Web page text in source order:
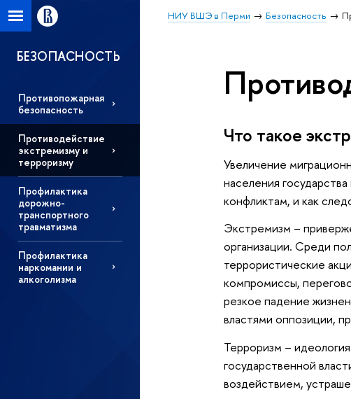
НИУ ВШЭ в Перми Безопасность
БЕЗОПАСНОСТЬ
Противопожарная
безопасность
Противодействие
экстремизму и
терроризму
Профилактика
дорожно-
транспортного
травматизма
Профилактика
наркомании и
алкоголизма
Что такое
Увеличение
населения
конфликтам, и как
Экстремизм –
организации. Среди
террористические
компромиссы,
резкое падение
властями оппозиции,
Терроризм –
государственной
воздействием,